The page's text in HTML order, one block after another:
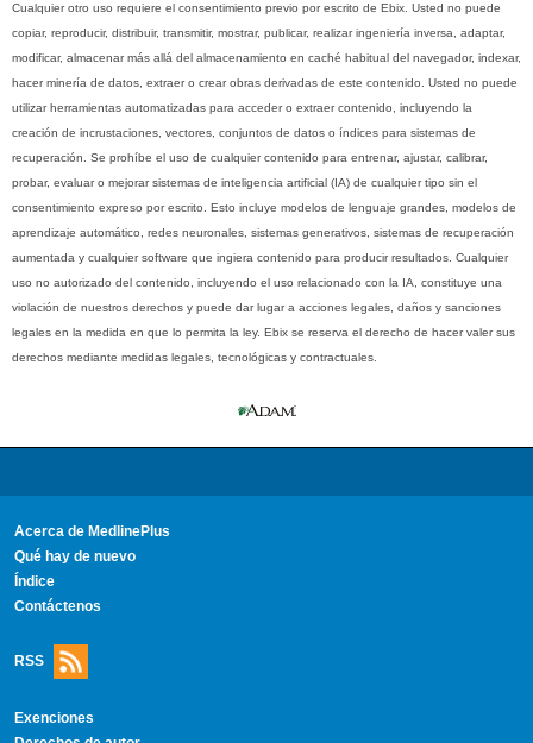
Cualquier otro uso requiere el consentimiento previo por escrito de Ebix. Usted no puede
copiar, reproducir, distribuir, transmitir, mostrar, publicar, realizar ingeniería inversa, adaptar,
modificar, almacenar más allá del almacenamiento en caché habitual del navegador, indexar,
hacer minería de datos, extraer o crear obras derivadas de este contenido. Usted no puede
utilizar herramientas automatizadas para acceder o extraer contenido, incluyendo la
creación de incrustaciones, vectores, conjuntos de datos o índices para sistemas de
recuperación. Se prohíbe el uso de cualquier contenido para entrenar, ajustar, calibrar,
probar, evaluar o mejorar sistemas de inteligencia artificial (IA) de cualquier tipo sin el
consentimiento expreso por escrito. Esto incluye modelos de lenguaje grandes, modelos de
aprendizaje automático, redes neuronales, sistemas generativos, sistemas de recuperación
aumentada y cualquier software que ingiera contenido para producir resultados. Cualquier
uso no autorizado del contenido, incluyendo el uso relacionado con la IA, constituye una
violación de nuestros derechos y puede dar lugar a acciones legales, daños y sanciones
legales en la medida en que lo permita la ley. Ebix se reserva el derecho de hacer valer sus
derechos mediante medidas legales, tecnológicas y contractuales.
Acerca de MedlinePlus
Qué hay de nuevo
Índice
Contáctenos
RSS
Exenciones